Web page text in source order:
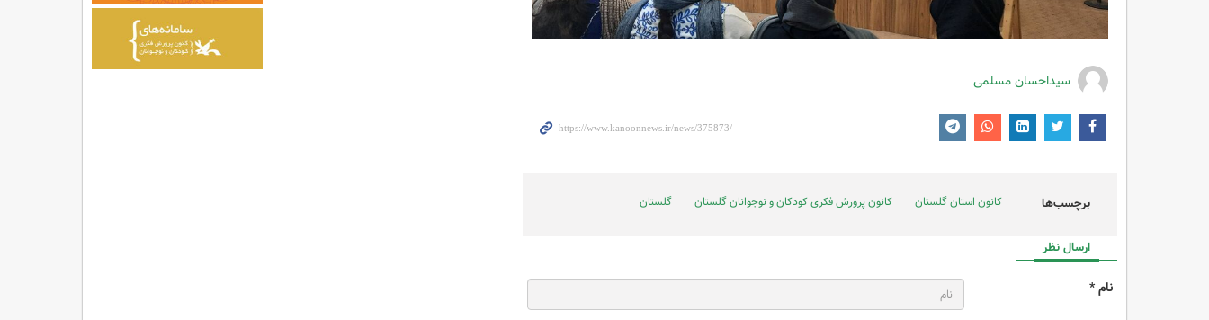
سیداحسان مسلمی
برچسب‌ها کانون استان گلستان کانون پرورش فکری کودکان و نوجوانان گلستان گلستان
ارسال نظر
نام *